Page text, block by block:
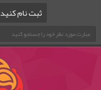
ثبت نام کنید